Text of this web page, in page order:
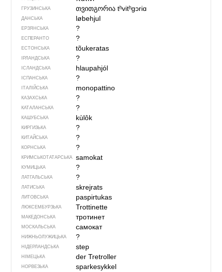
ГРУЗИНСЬКА თვითგორიაtʰvitʰgɔriɑ
ДАНСЬКА løbehjul
ЕРЗЯНСЬКА ?
ЕСПЕРАНТО ?
ЕСТОНСЬКА tõukeratas
ІРЛАНДСЬКА ?
ІСЛАНДСЬКА hlaupahjól
ІСПАНСЬКА ?
ІТАЛІЙСЬКА monopattino
КАЗАХСЬКА ?
КАТАЛАНСЬКА ?
КАШУБСЬКА kùlôk
КИРГИЗЬКА ?
КИТАЙСЬКА ?
КОРНСЬКА ?
КРИМСЬКОТАТАРСЬКА samokat
КУМИЦЬКА ?
ЛАТГАЛЬСЬКА ?
ЛАТИСЬКА skrejrats
ЛИТОВСЬКА paspirtukas
ЛЮКСЕМБУРЗЬКА Trottinette
МАКЕДОНСЬКА тротинет
МОСКАЛЬСЬКА самокат
НИЖНЬОЛУЖИЦЬКА ?
НІДЕРЛАНДСЬКА step
НІМЕЦЬКА der Tretroller
НОРВЕЗЬКА sparkesykkel